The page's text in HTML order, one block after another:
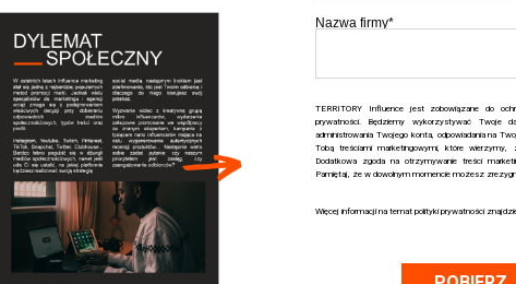
Nazwa firmy*
TERRITORY Influence jest zobowiązane do
prywatności. Będziemy wykorzystywać Twoje
administrowania Twojego konta, odpowiadania na
Tobą treściami marketingowymi, które wierzymy,
Dodatkowa zgoda na otrzymywanie treści
Pamiętaj, że w dowolnym momencie możesz
Więcej informacji na temat polityki prywatności